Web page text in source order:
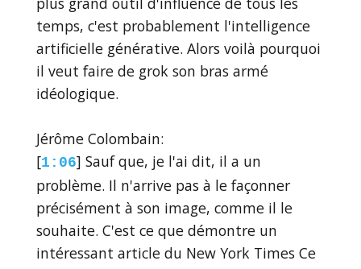
temps, c'est probablement l'intelligence
artificielle générative. Alors voilà pourquoi
il veut faire de grok son bras armé
idéologique.
Jérôme Colombain:
[1:06] Sauf que, je l'ai dit, il a un
problème. Il n'arrive pas à le façonner
précisément à son image, comme il le
souhaite. C'est ce que démontre un
intéressant article du New York Times Ce